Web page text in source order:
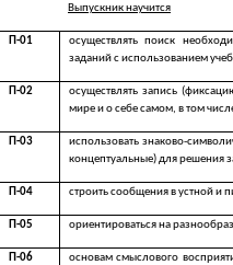
Выпускник научится
П-01
осуществлять поиск
заданий с использованием
П-02
осуществлять запись
мире и о себе самом, в том
П-03
использовать знаково-
концептуальные) для решения
П-04 строить сообщения в устной и
П-05 ориентироваться на
П-06
основам смыслового